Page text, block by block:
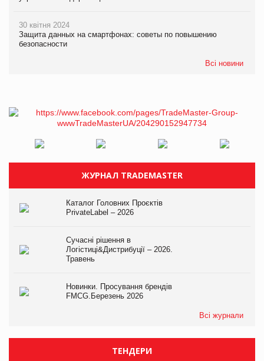
30 квітня 2024
Защита данных на смартфонах: советы по повышению
безопасности
Всі новини
ЖУРНАЛ TRADEMASTER
Каталог Головних Проєктів
PrivateLabel – 2026
Сучасні рішення в
Логістиці&Дистрибуції – 2026.
Травень
Новинки. Просування брендів
FMCG.Березень 2026
Всі журнали
ТЕНДЕРИ